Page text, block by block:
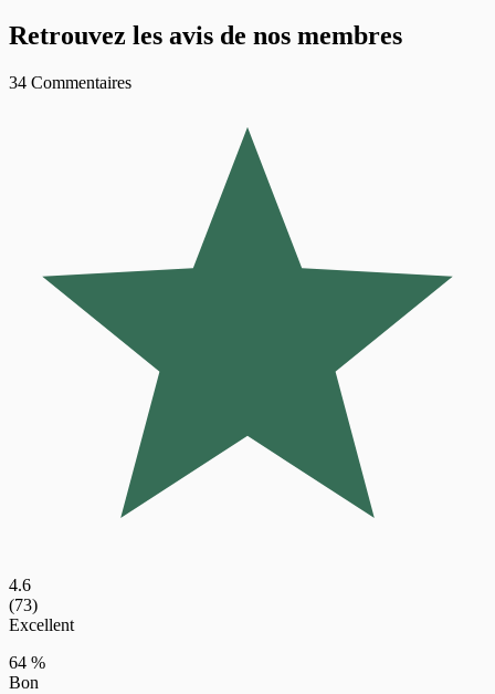
Retrouvez les avis de nos membres
34 Commentaires
4.6
(73)
Excellent
64 %
Bon